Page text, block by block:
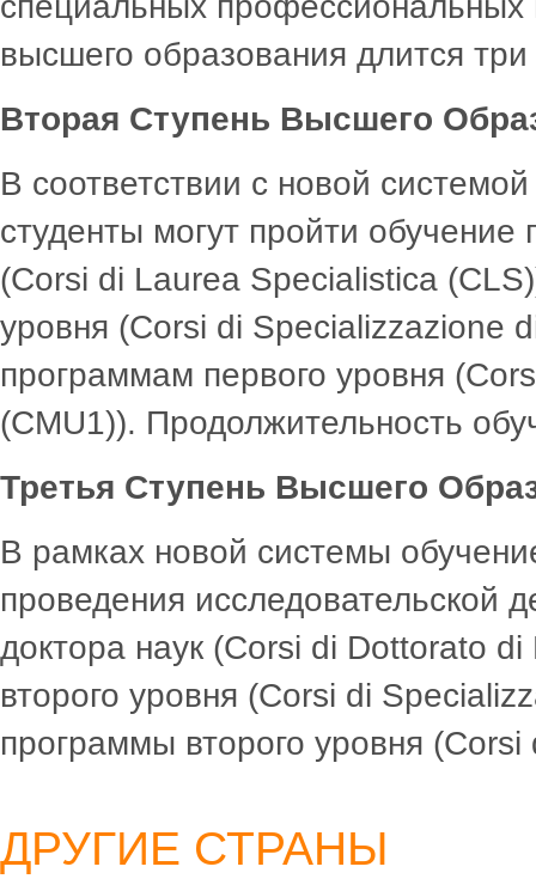
высшего образования длится три
Вторая Ступень Высшего
В соответствии с новой
студенты могут пройти
(Corsi di Laurea Specialistica
уровня (Corsi di Specializzazione
программам первого уровня
(CMU1)). Продолжительность
Третья Ступень Высшего
В рамках новой системы
проведения исследовательской
доктора наук (Corsi di Dottorato
второго уровня (Corsi di
программы второго уровня
ДРУГИЕ СТРАНЫ